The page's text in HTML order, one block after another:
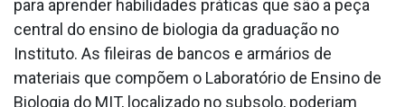
para aprender habilidades práticas que são a peça
central do ensino de biologia da graduação no
Instituto. As fileiras de bancos e armários de
materiais que compõem o Laboratório de Ensino de
Biologia do MIT, localizado no subsolo, poderiam